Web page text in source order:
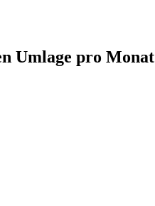
Umlage pro Monat